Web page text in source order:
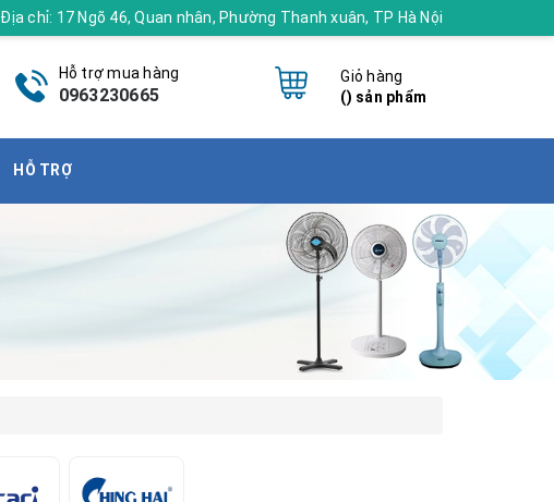
Địa chỉ: 17 Ngõ 46, Quan nhân, Phường Thanh xuân, TP Hà Nội
Hỗ trợ mua hàng
0963230665
Giỏ hàng
() sản phẩm
HỖ TRỢ